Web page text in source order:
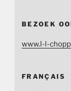
BEZOEK
www.l-l-
FRANÇAIS